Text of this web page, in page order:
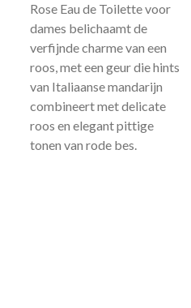
Rose Eau de Toilette voor
dames belichaamt de
verfijnde charme van een
roos, met een geur diehints
van Italiaanse mandarijn
combineert met delicate
roos en elegant pittige
tonen van rode bes.